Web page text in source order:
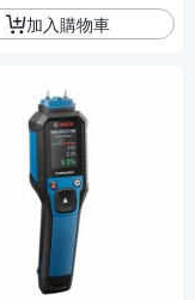
加入購物車